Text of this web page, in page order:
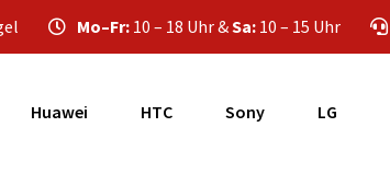
Mo–Fr: 10 – 18 Uhr &Sa: 10 – 15 Uhr
Huawei HTC Sony LG